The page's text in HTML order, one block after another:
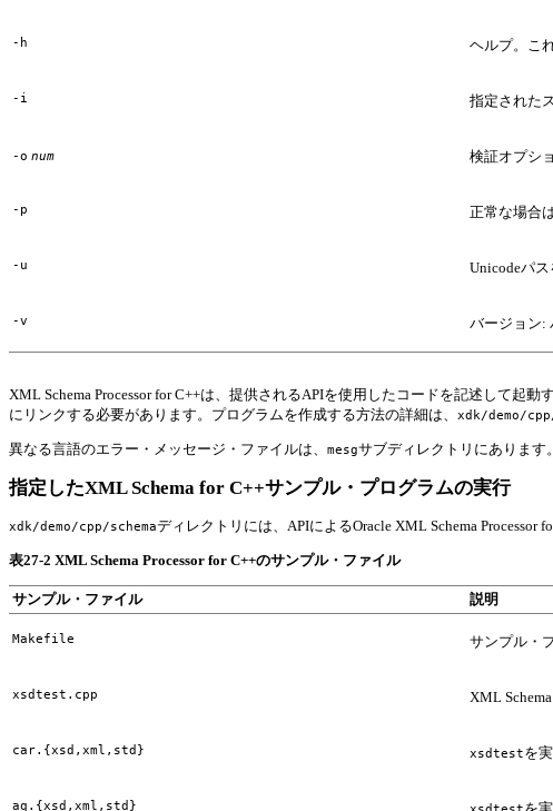
-h ヘルプ。こ
-i 指定された
-o num 検証オプシ
-p 正常な場合
-u Unicodeパス
-v バージョン:
XML Schema Processor for C++は、提供されるAPIを使用したコードを記述して起動
にリンクする必要があります。プログラムを作成する方法の詳細は、
xdk/demo/
異なる言語のエラー・メッセージ・ファイルは、 mesgサブディレクトリにあります。
指定したXML Schema for C++サンプル・プログラムの実行
xdk/demo/cpp/schemaディレクトリには、APIによるOracle XML Schema
表27-2 XML Schema Processor for C++のサンプル・ファイル
サンプル・ファイル 説明
Makefile サンプル・
xsdtest.cpp XML
car.{xsd,xml,std} xsdtestを
aq.{xsd,xml,std}